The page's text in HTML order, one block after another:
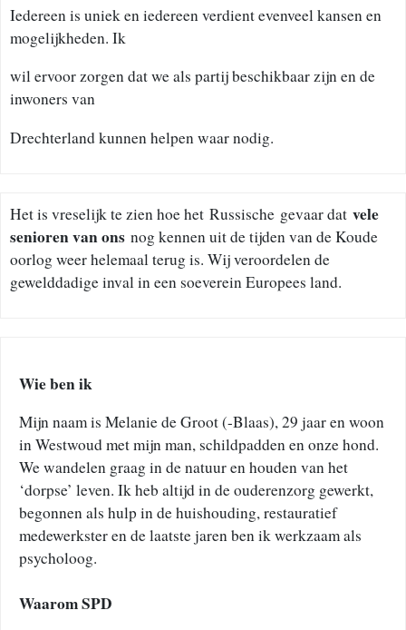
Iedereen is uniek en iedereen verdient evenveel kansen en
mogelijkheden. Ik
wil ervoor zorgen dat we als partij beschikbaar zijn en de
inwoners van
Drechterland kunnen helpen waar nodig.
Het is vreselijk te zien hoe het Russische gevaar dat vele
senioren van ons nog kennen uit de tijden van de Koude
oorlog weer helemaal terug is. Wij veroordelen de
gewelddadige inval in een soeverein Europees land.
Wie ben ik
Mijn naam is Melanie de Groot (-Blaas), 29 jaar en woon
in Westwoud met mijn man, schildpadden en onze hond.
We wandelen graag in de natuur en houden van het
‘dorpse’ leven. Ik heb altijd in de ouderenzorg gewerkt,
begonnen als hulp in de huishouding, restauratief
medewerkster en de laatste jaren ben ik werkzaam als
psycholoog.
Waarom SPD